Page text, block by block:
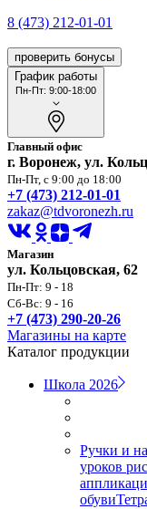
8 (473) 212-01-01
проверить бонусы
График работы
Пн-Пт: 9:00-18:00
Главный офис
г. Воронеж, ул.
Пн-Пт, с 9:00 до 18:00
+7 (473) 212-01-01
zakaz@tdvoronezh.ru
Магазин
ул. Кольцовская, 62
Пн-Пт: 9 - 18
Сб-Вс: 9 - 16
+7 (473) 290-20-26
Магазины на карте
Каталог продукции
Школа 2026
Ручки и
уроков
обуви